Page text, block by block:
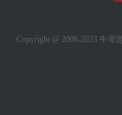
Copyright @ 2006-2023 牛哥